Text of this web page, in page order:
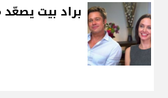
براد بيت يصعّد